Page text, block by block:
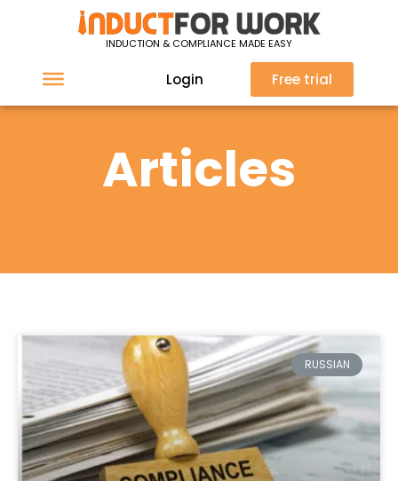
INDUCTION & COMPLIANCE MADE EASY
Login Free trial
Articles
RUSSIAN